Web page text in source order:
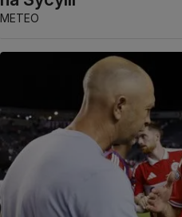
METEO